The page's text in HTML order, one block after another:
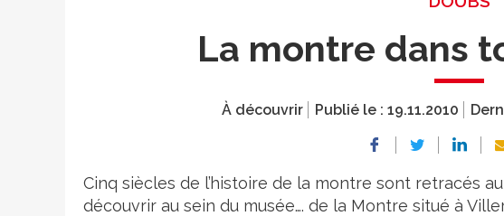
La montre dans
À découvrir Publié le : 19.11.2010
Cinq siècles de l’histoire de la montre sont retracés
découvrir au sein du musée…. de la Montre situé à